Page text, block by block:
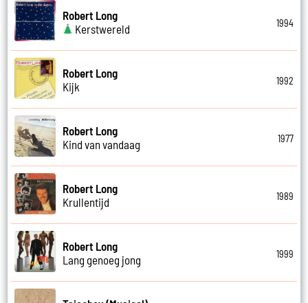
Robert Long
Kerstwereld
1994
Robert Long
Kijk
1992
Robert Long
Kind van vandaag
1977
Robert Long
Krullentijd
1989
Robert Long
Lang genoeg jong
1999